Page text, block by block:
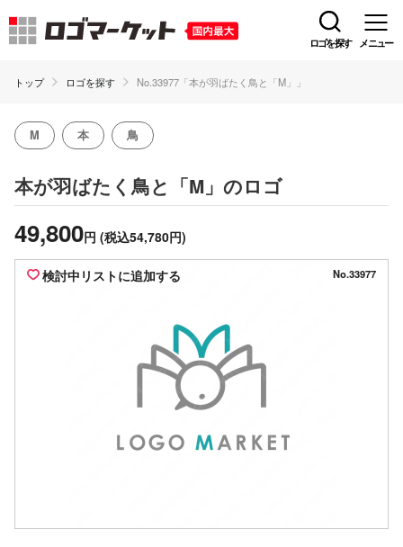
ロゴを探す メニュー
トップ ロゴを探す No.33977「本が羽ばたく鳥と「M」」
M 本 鳥
本が羽ばたく鳥と「M」 のロゴ
49,800円 (税込54,780円)
検討中リストに追加する No.33977